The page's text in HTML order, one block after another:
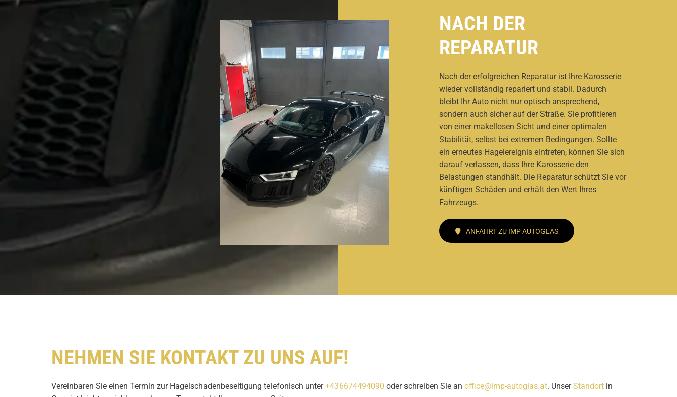
NACH DER
REPARATUR
Nach der erfolgreichen Reparatur ist Ihre Karosserie
wieder vollständig repariert und stabil. Dadurch
bleibt Ihr Auto nicht nur optisch ansprechend,
sondern auch sicher auf der Straße. Sie profitieren
von einer makellosen Sicht und einer optimalen
Stabilität, selbst bei extremen Bedingungen. Sollte
ein erneutes Hagelereignis eintreten, können Sie sich
darauf verlassen, dass Ihre Karosserie den
Belastungen standhält. Die Reparatur schützt Sie vor
künftigen Schäden und erhält den Wert Ihres
Fahrzeugs.
ANFAHRT ZU IMP AUTOGLAS
NEHMEN SIE KONTAKT ZU UNS AUF!
Vereinbaren Sie einen Termin zur Hagelschadenbeseitigung telefonisch unter+436674494090 oder schreiben Sie an office@imp-autoglas.at. UnserStandort in